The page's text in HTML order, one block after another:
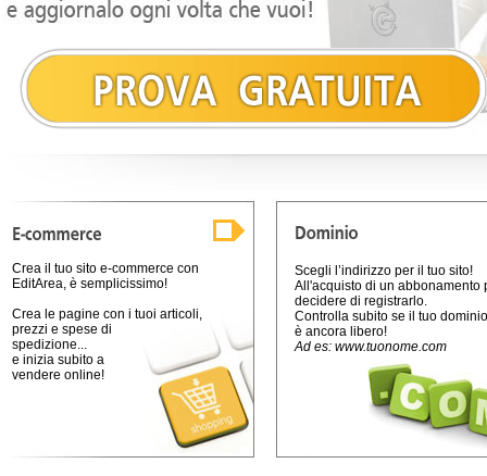
Crea il tuo sito e-commerce con
EditArea, è semplicissimo!
Crea le pagine con i tuoi articoli,
prezzi e spese di
spedizione...
e inizia subito a
vendere online!
Scegli l’indirizzo per il tuo sito!
All'acquisto di un abbonamento
decidere di registrarlo.
Controlla subito se il tuo dominio
è ancora libero!
Ad es: www.tuonome.com